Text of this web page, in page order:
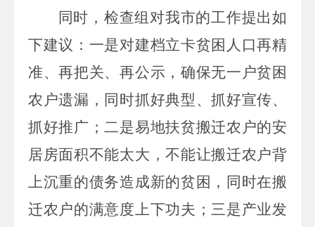
同时，检查组对我市的工作提出如
下建议：一是对建档立卡贫困人口再精
准、再把关、再公示，确保无一户贫困
农户遗漏，同时抓好典型、抓好宣传、
抓好推广；二是易地扶贫搬迁农户的安
居房面积不能太大，不能让搬迁农户背
上沉重的债务造成新的贫困，同时在搬
迁农户的满意度上下功夫；三是产业发